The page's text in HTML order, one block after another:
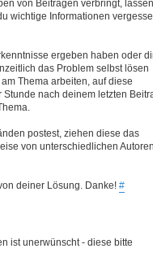
von Beiträgen verbringt, lassen
wichtige Informationen
ergeben haben oder
das Problem selbst lösen
Thema arbeiten, auf diese
nach deinem letzten
postest, ziehen diese das
von unterschiedlichen Autoren
deiner Lösung. Danke! #
ist unerwünscht - diese bitte